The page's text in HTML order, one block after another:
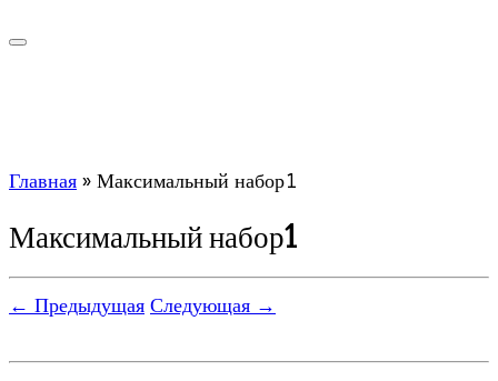
Главная»Максимальный набор1
Максимальный набор1
← ПредыдущаяСледующая →